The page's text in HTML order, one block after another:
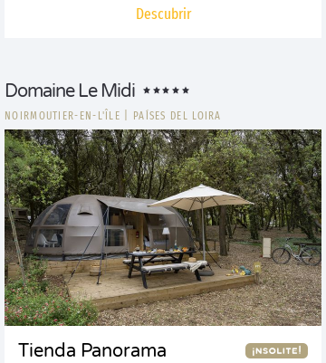
Descubrir
Domaine Le Midi
NOIRMOUTIER-EN-L'ÎLE PAÍSES DEL LOIRA
Tienda Panorama